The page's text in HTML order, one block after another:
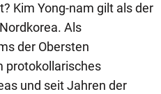
Kim Yong-nam gilt als der
Als
der Obersten
protokollarisches
und seit Jahren der